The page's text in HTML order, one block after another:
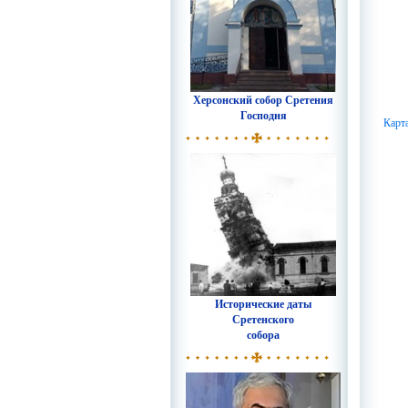
Херсонский собор Сретения
Господня
Исторические даты
Сретенского
собора